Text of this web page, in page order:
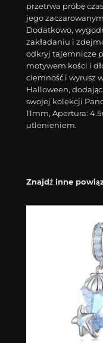
przetrwa próbę
jego
Dodatkowo,
zakładaniu i
odkryj tajemnicze
motywem kości i
ciemność i wyrusz
Halloween,
swojej kolekcji
11mm, Apertura:
utlenieniem.
Znajdź inne